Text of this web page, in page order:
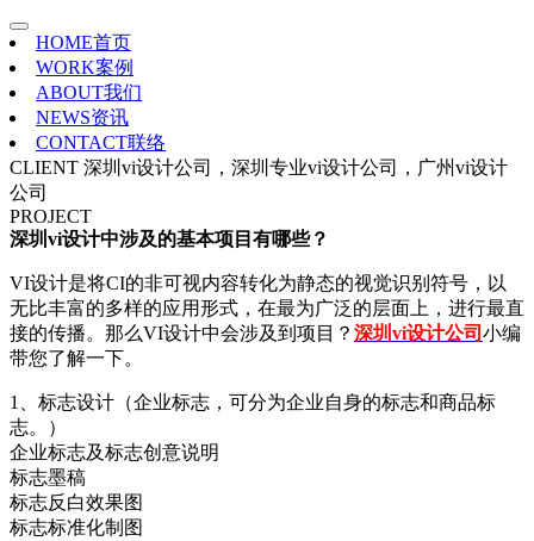
HOME首页
WORK案例
ABOUT我们
NEWS资讯
CONTACT联络
CLIENT 深圳vi设计公司，深圳专业vi设计公司，广州vi设计
公司
PROJECT
深圳vi设计中涉及的基本项目有哪些？
VI设计是将CI的非可视内容转化为静态的视觉识别符号，以
无比丰富的多样的应用形式，在最为广泛的层面上，进行最直
接的传播。那么VI设计中会涉及到项目？ 深圳vi设计公司 小编
带您了解一下。
1、标志设计（企业标志，可分为企业自身的标志和商品标
志。）
企业标志及标志创意说明
标志墨稿
标志反白效果图
标志标准化制图